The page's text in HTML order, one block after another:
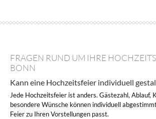
FRAGEN RUND UM IHRE
BONN
Kann eine Hochzeitsfeier individuell
Jede Hochzeitsfeier ist anders. Gästezahl, Ablauf,
besondere Wünsche können individuell
Feier zu Ihren Vorstellungen passt.